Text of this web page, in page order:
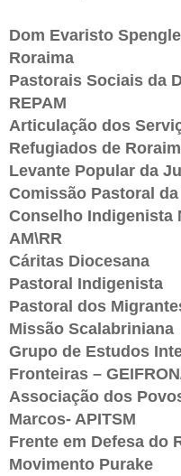
Dom Evaristo
Roraima
Pastorais Sociais da
REPAM
Articulação dos
Refugiados de
Levante Popular da
Comissão Pastoral
Conselho Indigenista
AM\RR
Cáritas Diocesana
Pastoral Indigenista
Pastoral dos
Missão Scalabriniana
Grupo de Estudos
Fronteiras –
Associação dos
Marcos- APITSM
Frente em Defesa do
Movimento Purake